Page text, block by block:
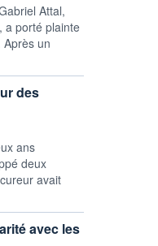
Attal,
a porté plainte
un
des
ans
deux
avait
avec les